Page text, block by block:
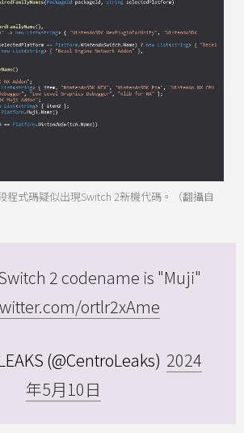
程式碼疑似出現Switch 2新機代碼。（翻攝自
2 codename is "Muji"
ortlr2xAme
(@CentroLeaks) 2024
年5月10日